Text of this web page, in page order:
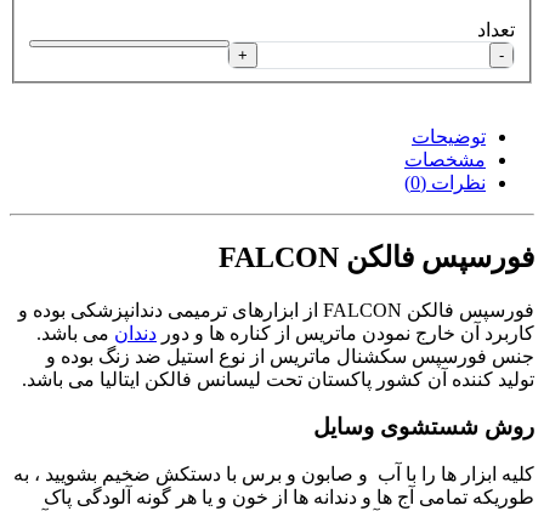
تعداد
-
+
توضیحات
مشخصات
نظرات (0)
فورسپس فالکن FALCON
فورسپس فالکن FALCON از ابزارهای ترمیمی دندانپزشکی بوده و
کاربرد آن خارج نمودن ماتریس از کناره ها و دور دندان می باشد.
جنس فورسپس سکشنال ماتریس از نوع استیل ضد زنگ بوده و
تولید کننده آن کشور پاکستان تحت لیسانس فالکن ایتالیا می باشد.
روش شستشوی وسایل
کلیه ابزار ها را با آب و صابون و برس با دستکش ضخیم بشویید ، به
طوریکه تمامی آج ها و دندانه ها از خون و یا هر گونه آلودگی پاک